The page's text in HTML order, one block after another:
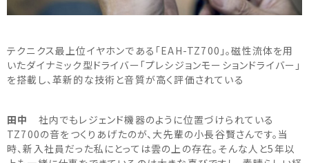
テクニクス最上位イヤホンである「EAH-TZ700」。磁性流体を用
いたダイナミック型ドライバー「プレシジョンモーションドライバー」
を搭載し、革新的な技術と音質が高く評価されている
田中
社内でもレジェンド機器のように位置づけられている
TZ700の音をつくりあげたのが、大先輩の小長谷賢さんです。当
時、新入社員だった私にとっては雲の上の存在。そんな人と5年以